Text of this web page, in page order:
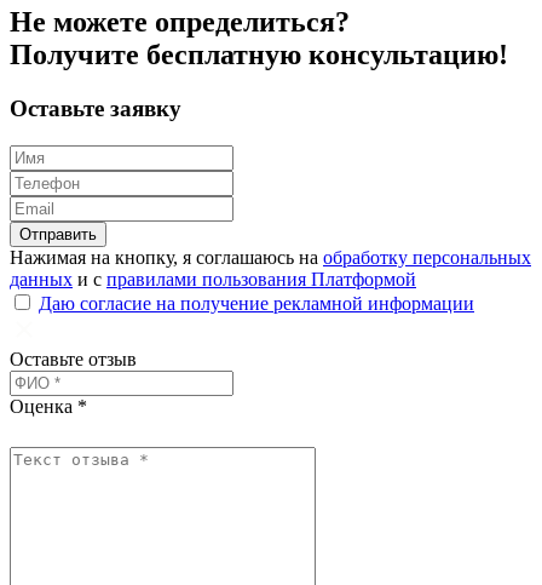
Не можете определиться?
Получите бесплатную консультацию!
Оставьте заявку
Отправить
Нажимая на кнопку, я соглашаюсь на обработку персональных
данных и с правилами пользования Платформой
Даю согласие на получение рекламной информации
Оставьте отзыв
Оценка *